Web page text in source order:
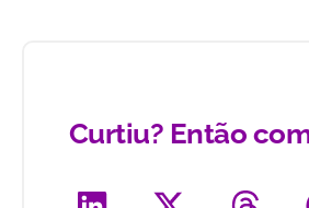
Curtiu? Então